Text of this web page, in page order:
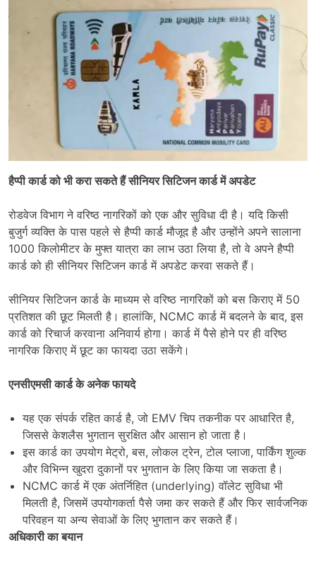
हैप्पी कार्ड को भी करा सकते हैं सीनियर सिटिजन कार्ड में अपडेट
रोडवेज विभाग ने वरिष्ठ नागरिकों को एक और सुविधा दी है। यदि किसी
बुजुर्ग व्यक्ति के पास पहले से हैप्पी कार्ड मौजूद है और उन्होंने अपने सालाना
1000 किलोमीटर के मुफ्त यात्रा का लाभ उठा लिया है, तो वे अपने हैप्पी
कार्ड को ही सीनियर सिटिजन कार्ड में अपडेट करवा सकते हैं।
सीनियर सिटिजन कार्ड के माध्यम से वरिष्ठ नागरिकों को बस किराए में 50
प्रतिशत की छूट मिलती है। हालांकि, NCMC कार्ड में बदलने के बाद, इस
कार्ड को रिचार्ज करवाना अनिवार्य होगा। कार्ड में पैसे होने पर ही वरिष्ठ
नागरिक किराए में छूट का फायदा उठा सकेंगे।
एनसीएमसी कार्ड के अनेक फायदे
यह एक संपर्क रहित कार्ड है, जो EMV चिप तकनीक पर आधारित है,
जिससे केशलैस भुगतान सुरक्षित और आसान हो जाता है।
इस कार्ड का उपयोग मेट्रो, बस, लोकल ट्रेन, टोल प्लाजा, पार्किंग शुल्क
और विभिन्न खुदरा दुकानों पर भुगतान के लिए किया जा सकता है।
NCMC कार्ड में एक अंतर्निहित (underlying) वॉलेट सुविधा भी
मिलती है, जिसमें उपयोगकर्ता पैसे जमा कर सकते हैं और फिर सार्वजनिक
परिवहन या अन्य सेवाओं के लिए भुगतान कर सकते हैं।
अधिकारी का बयान